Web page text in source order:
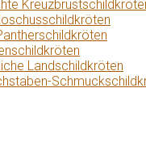
Landschildkröten